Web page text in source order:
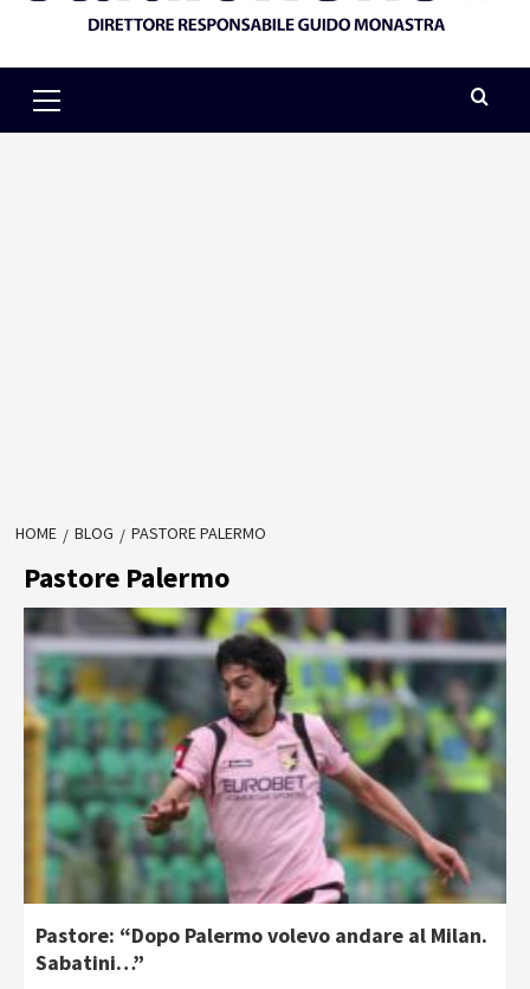
Menu
HOME BLOG PASTORE PALERMO
Pastore Palermo
Pastore: “Dopo Palermo volevo andare al Milan.
Sabatini…”